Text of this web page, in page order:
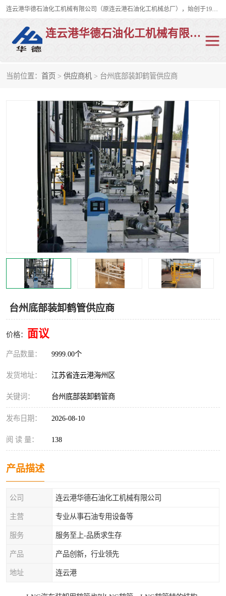
连云港华德石油化工机械有限公司（原连云港石油化工机械总厂），始创于1982年，是从事码头船用流体装卸臂、陆用流体装卸臂（鹤管）、活动梯、钢构平台、定量装车系统等全系列流体装卸设备的设计、制造、销售以及服务的专业供应商。
连云港华德石油化工机械有限公司
当前位置： 首页 > 供应商机 > 台州底部装卸鹤管供应商
台州底部装卸鹤管供应商
价格： 面议
产品数量： 9999.00个
发货地址： 江苏省连云港海州区
关键词： 台州底部装卸鹤管商
发布日期： 2026-08-10
阅 读 量： 138
产品描述
公司 连云港华德石油化工机械有限公司
主营 专业从事石油专用设备等
服务 服务至上-品质求生存
产品 产品创新，行业领先
地址 连云港
液氨鹤管 液氯鹤管
LNG鹤管 活动梯
平台栈桥 卸车鹤管
装车鹤管 输油臂
紧急脱离干式接头 火车鹤管
汽车鹤管 顶部鹤管
底部鹤管 低温鹤管
浮动出油装置 鹤管
车臂